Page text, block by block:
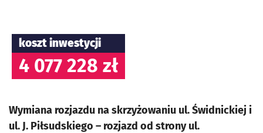
koszt inwestycji
4 077 228 zł
Wymiana rozjazdu na skrzyżowaniu ul. Świdnickiej i
ul. J. Piłsudskiego – rozjazd od strony ul.